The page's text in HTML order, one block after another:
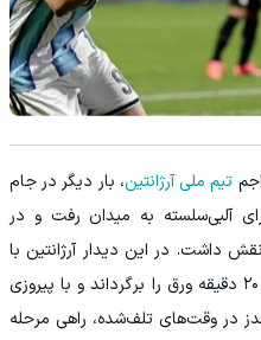
تیم ملی آرژانتین، بار دیگر در جام
برای آلبی‌سلسته به میدان رفت و در
داشت. در این دیدار آرژانتین با
وجود عقب افتادن با ۲ گل، در کمتر از ۲۰ دقیقه ورق را برگرداند و با پیروزی
در وقت‌های تلف‌شده، راهی مرحله